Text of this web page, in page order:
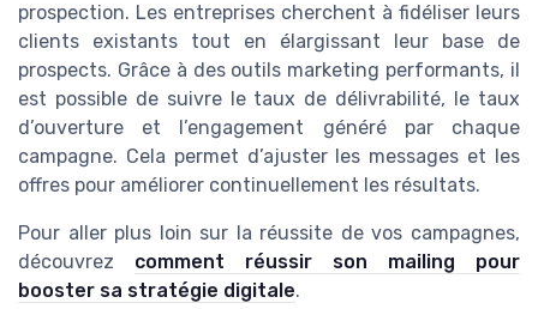
prospection. Les entreprises cherchent à fidéliser leurs
clients existants tout en élargissant leur base de
prospects. Grâce à des outils marketing performants, il
est possible de suivre le taux de délivrabilité, le taux
d’ouverture et l’engagement généré par chaque
campagne. Cela permet d’ajuster les messages et les
offres pour améliorer continuellement les résultats.
Pour aller plus loin sur la réussite de vos campagnes,
découvrez comment réussir son mailing pour
booster sa stratégie digitale.